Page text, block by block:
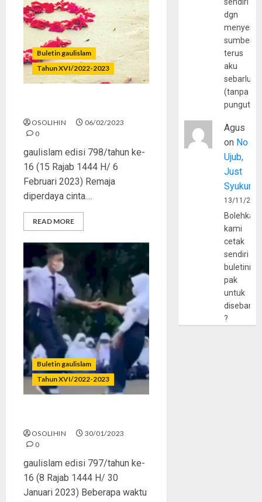
Buletin gaulislam
Tahun XVI/2022-2023
OSOLIHIN
06/02/2023
0
gaulislam edisi 798/tahun ke-
16 (15 Rajab 1444 H/ 6
Februari 2023) Remaja
diperdaya cinta....
READ MORE
Buletin gaulislam
Tahun XVI/2022-2023
OSOLIHIN
30/01/2023
0
gaulislam edisi 797/tahun ke-
16 (8 Rajab 1444 H/ 30
Januari 2023) Beberapa waktu
dgn
sumber
terus
aku
(tanpa
Agus
on No
Ujub,
Just
Syukur
13/11/
Bolehkah
kami
cetak
sendiri
pak
untuk
?